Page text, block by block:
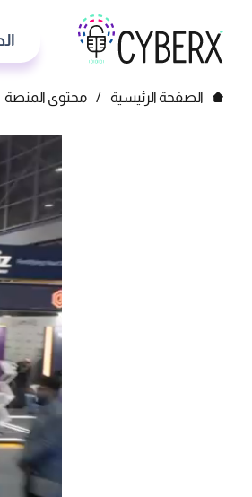
الصفحة الرئيسية / محتوى المنصة